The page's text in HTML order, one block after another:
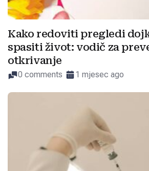
Kako redoviti pregledi
spasiti život: vodič za
otkrivanje
0 comments 1 mjesec ago